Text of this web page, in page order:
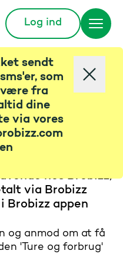
Log ind
sendt
som
fra
dine
via vores
jeg en
hos Brobizz,
via Brobizz
Brobizz appen
og anmod om at få
'Ture og forbrug'